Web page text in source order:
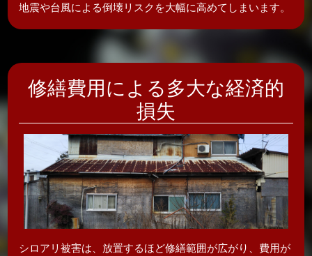
地震や台風による倒壊リスクを大幅に高めてしまいます。
修繕費用による多大な経済的
損失
シロアリ被害は、放置するほど修繕範囲が広がり、費用が